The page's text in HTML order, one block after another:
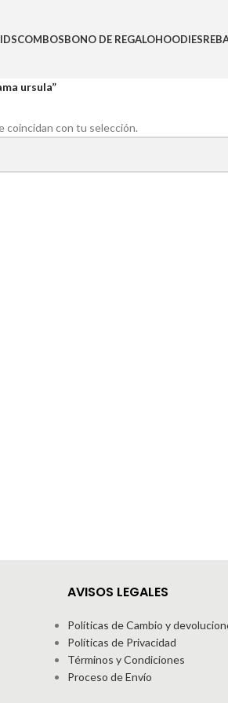
COMBOSBONO DE REGALOHOODIES
ursula”
coincidan con tu selección.
AVISOS LEGALES
Políticas de Cambio y
Políticas de Privacidad
Términos y Condiciones
Proceso de Envío